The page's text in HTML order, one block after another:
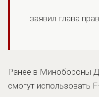
заявил глава
Ранее в Минобороны
смогут использовать